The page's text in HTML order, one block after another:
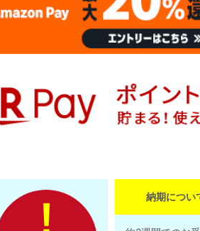
納期につい